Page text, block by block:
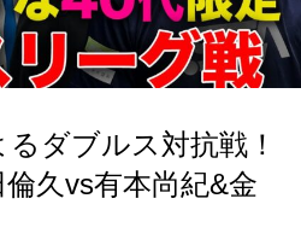
ダブルス対抗戦！
久vs有本尚紀&金